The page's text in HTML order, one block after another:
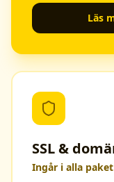
Läs
SSL &
Ingår i alla paket